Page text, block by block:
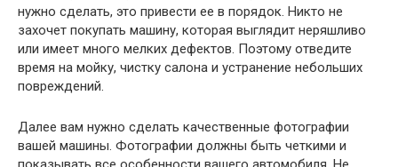
нужно сделать, это привести ее в порядок. Никто не
захочет покупать машину, которая выглядит неряшливо
или имеет много мелких дефектов. Поэтому отведите
время на мойку, чистку салона и устранение небольших
повреждений.
Далее вам нужно сделать качественные фотографии
вашей машины. Фотографии должны быть четкими и